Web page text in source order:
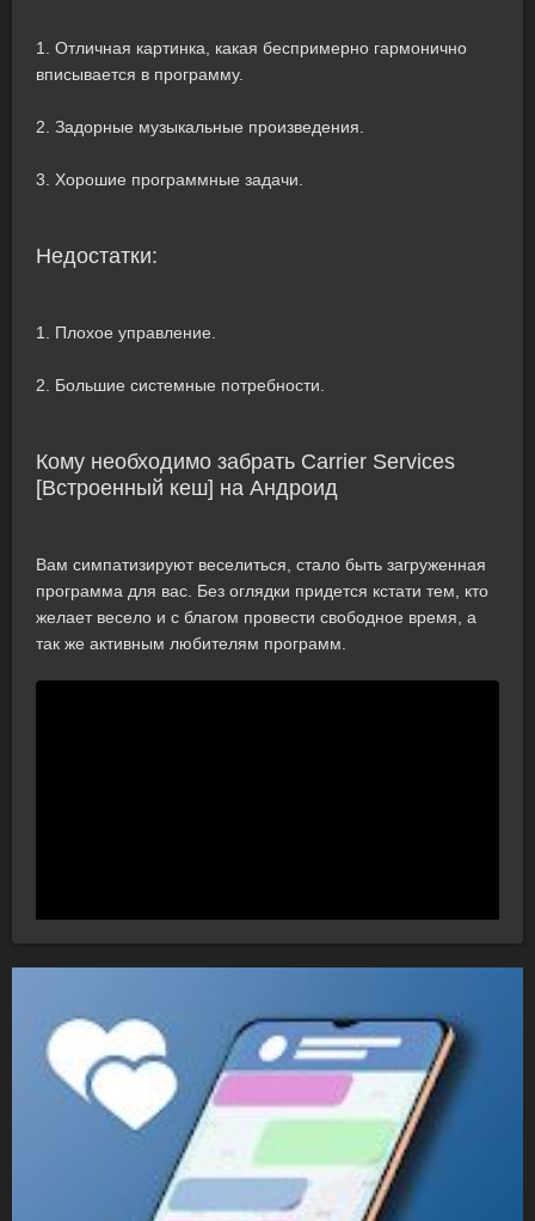
1. Отличная картинка, какая беспримерно гармонично
вписывается в программу.
2. Задорные музыкальные произведения.
3. Хорошие программные задачи.
Недостатки:
1. Плохое управление.
2. Большие системные потребности.
Кому необходимо забрать Carrier Services
[Встроенный кеш] на Андроид
Вам симпатизируют веселиться, стало быть загруженная
программа для вас. Без оглядки придется кстати тем, кто
желает весело и с благом провести свободное время, а
так же активным любителям программ.